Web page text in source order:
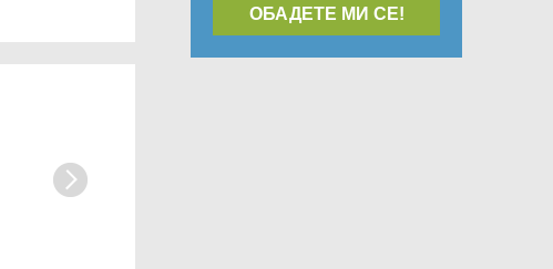
ОБАДЕТЕ МИ СЕ!